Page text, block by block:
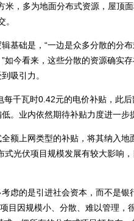
米，多为地面分布式资源，屋顶
础是，“一边是众多分散的分布
如今看来，这些分散的资源确实
吸引力。
瓦时0.42元的电价补贴，此后
。业内依然期待补贴力度进一步
上网类型的补贴，将其纳入地
式光伏项目规模发展有较大影响
的是引进社会资本，而不是银
目因规模小、分散、难以管理，